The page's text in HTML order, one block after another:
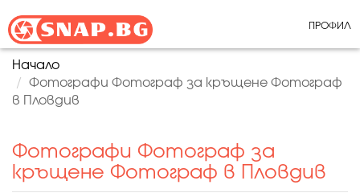
ПРОФИЛ
Начало
Фотографи Фотограф за кръщене Фотограф
в Пловдив
Фотографи Фотограф за
кръщене Фотограф в Пловдив